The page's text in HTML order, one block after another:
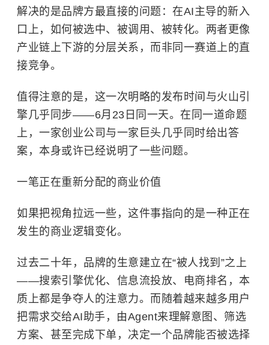
解决的是品牌方最直接的问题：在AI主导的新入
口上，如何被选中、被调用、被转化。两者更像
产业链上下游的分层关系，而非同一赛道上的直
接竞争。
值得注意的是，这一次明略的发布时间与火山引
擎几乎同步——6月23日同一天。在同一道命题
上，一家创业公司与一家巨头几乎同时给出答
案，本身或许已经说明了一些问题。
一笔正在重新分配的商业价值
如果把视角拉远一些，这件事指向的是一种正在
发生的商业逻辑变化。
过去二十年，品牌的生意建立在“被人找到”之上
——搜索引擎优化、信息流投放、电商排名，本
质上都是争夺人的注意力。而随着越来越多用户
把需求交给AI助手，由Agent来理解意图、筛选
方案、甚至完成下单，决定一个品牌能否被选择